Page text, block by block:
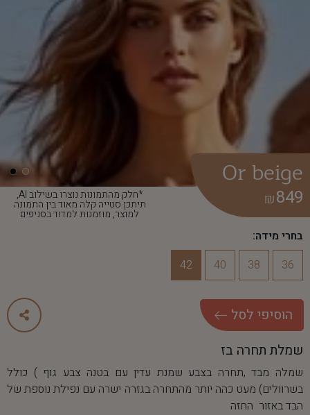
*חלק מהתמונות נוצרו בשילוב AI,
תיתכן סטייה קלה מאוד בין התמונה
למוצר, מוזמנות למדוד בסניפים
Or beige
849
₪
בחרי מידה:
36
38
40
42
הוסיפי לסל
שמלת תחרה בז
שמלה מבד ,תחרה בצבע שמנת עדין עם בטנה צבע גוף ) כולל
בשרוולים) מעט כהה יותר מהתחרה בגזרה ישרה עם נפילת נוספת של
הבד באזור החזה